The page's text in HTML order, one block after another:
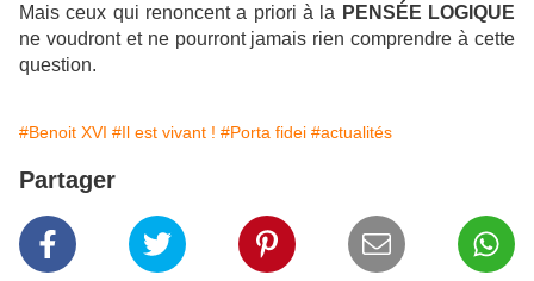
Mais ceux qui renoncent a priori à la PENSÉE LOGIQUE
ne voudront et ne pourront jamais rien comprendre à cette
question.
#Benoit XVI #Il est vivant ! #Porta fidei #actualités
Partager